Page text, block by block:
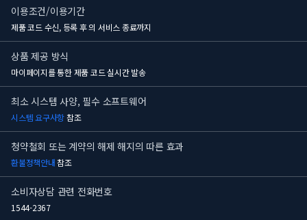
이용조건/이용기간
제품 코드 수신, 등록 후의 서비스 종료까지
상품 제공 방식
마이페이지를 통한 제품 코드 실시간 발송
최소 시스템 사양, 필수 소프트웨어
시스템 요구사항참조
청약철회 또는 계약의 해제 해지의 따른 효과
환불정책안내참조
소비자상담 관련 전화번호
1544-2367